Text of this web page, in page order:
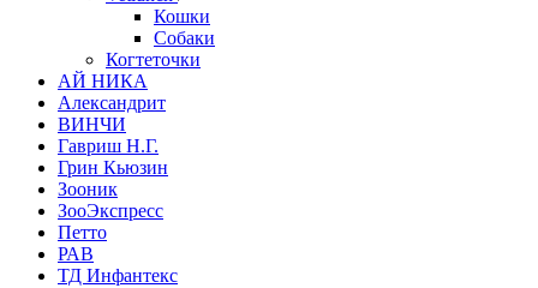
Кошки
Собаки
Когтеточки
АЙ НИКА
Александрит
ВИНЧИ
Гавриш Н.Г.
Грин Кьюзин
Зооник
ЗооЭкспресс
Петто
РАВ
ТД Инфантекс